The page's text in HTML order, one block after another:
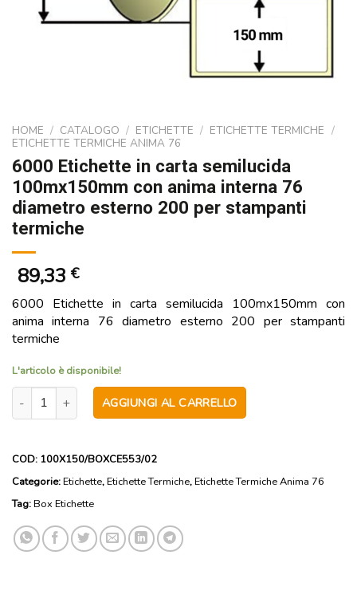
HOME / CATALOGO / ETICHETTE / ETICHETTE TERMICHE /
ETICHETTE TERMICHE ANIMA 76
6000 Etichette in carta semilucida
100mx150mm con anima interna 76
diametro esterno 200 per stampanti
termiche
89,33€
6000 Etichette in carta semilucida 100mx150mm con
anima interna 76 diametro esterno 200 per stampanti
termiche
L'articolo è disponibile!
6000 Etichette in carta semilucida 100mx150mm con anima
AGGIUNGI AL CARRELLO
COD: 100X150/BOXCE553/02
Categorie:Etichette,Etichette Termiche,Etichette Termiche Anima 76
Tag:Box Etichette